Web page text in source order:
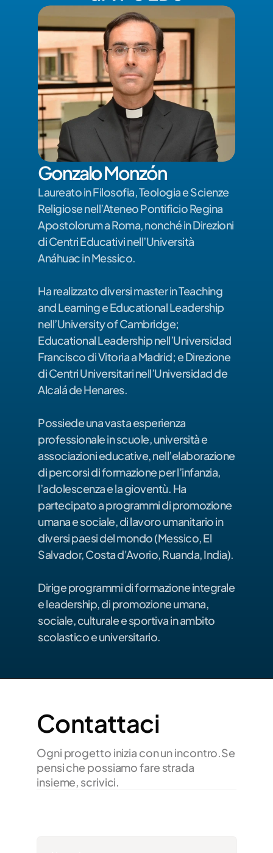
Gonzalo Monzón
Laureato in Filosofia, Teologia e Scienze
Religiose nell’Ateneo Pontificio Regina
Apostolorum a Roma, nonché in Direzioni
di Centri Educativi nell’Università
Anáhuac in Messico.
Ha realizzato diversi master in Teaching
and Learning e Educational Leadership
nell’University of Cambridge;
Educational Leadership nell’Universidad
Francisco di Vitoria a Madrid; e Direzione
di Centri Universitari nell’Universidad de
Alcalá de Henares.
Possiede una vasta esperienza
professionale in scuole, università e
associazioni educative, nell’elaborazione
di percorsi di formazione per l’infanzia,
l’adolescenza e la gioventù. Ha
partecipato a programmi di promozione
umana e sociale, di lavoro umanitario in
diversi paesi del mondo (Messico, El
Salvador, Costa d'Avorio, Ruanda, India).
Dirige programmi di formazione integrale
e leadership, di promozione umana,
sociale, culturale e sportiva in ambito
scolastico e universitario.
Contattaci
Ogni progetto inizia con un incontro.Se
pensi che possiamo fare strada
insieme, scrivici.